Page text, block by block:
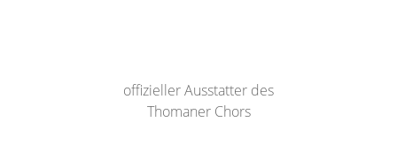
offizieller Ausstatter des
Thomaner Chors